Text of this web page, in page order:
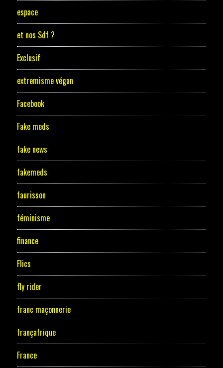
espace
et nos Sdf ?
Exclusif
extremisme végan
Facebook
Fake meds
fake news
fakemeds
faurisson
féminisme
finance
Flics
fly rider
franc maçonnerie
françafrique
France